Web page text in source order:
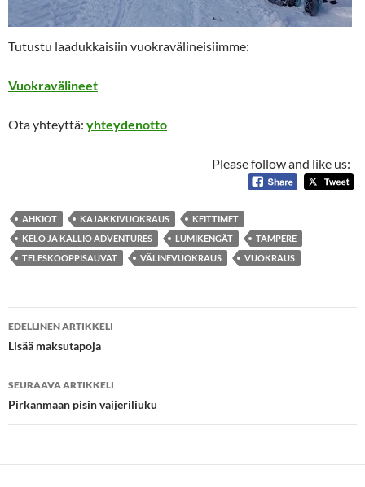
Tutustu laadukkaisiin vuokravälineisiimme:
Vuokravälineet
Ota yhteyttä: yhteydenotto
Please follow and like us:
AHKIOT KAJAKKIVUOKRAUS
KEITTIMET
KELO JA KALLIO ADVENTURES
LUMIKENGÄT
TAMPERE
TELESKOOPPISAUVAT
VÄLINEVUOKRAUS VUOKRAUS
Artikkelien
selaus
EDELLINEN ARTIKKELI
Lisää maksutapoja
SEURAAVA ARTIKKELI
Pirkanmaan pisin vaijeriliuku